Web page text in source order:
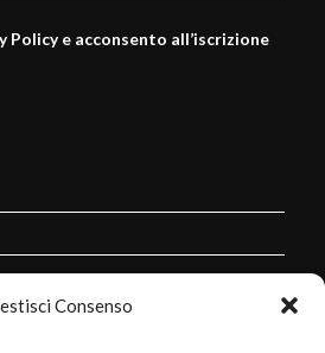
Consenso
Policy e acconsento all’iscrizione